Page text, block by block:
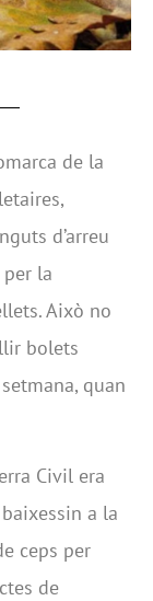
de la
d’arreu
per la
Això no
bolets
quan
Civil era
a la
ceps per
de